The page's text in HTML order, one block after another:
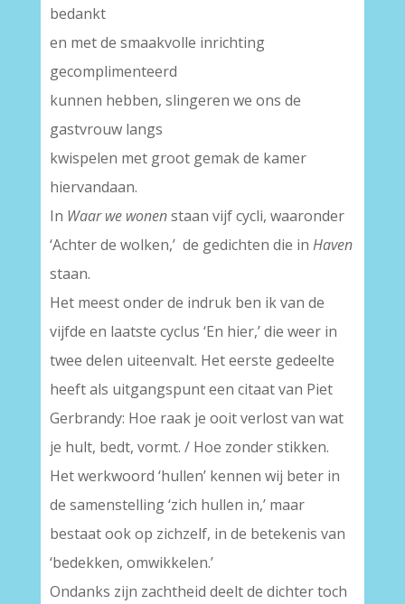
bedankt
en met de smaakvolle inrichting
gecomplimenteerd
kunnen hebben, slingeren we ons de
gastvrouw langs
kwispelen met groot gemak de kamer
hiervandaan.
In Waar we wonenstaan vijf cycli, waaronder
‘Achter de wolken,’ de gedichten die in Haven
staan.
Het meest onder de indruk ben ik van de
vijfde en laatste cyclus ‘En hier,’ die weer in
twee delen uiteenvalt. Het eerste gedeelte
heeft als uitgangspunt een citaat van Piet
Gerbrandy: Hoe raak je ooit verlost van wat
je hult, bedt, vormt. / Hoe zonder stikken.
Het werkwoord ‘hullen’ kennen wij beter in
de samenstelling ‘zich hullen in,’ maar
bestaat ook op zichzelf, in de betekenis van
‘bedekken, omwikkelen.’
Ondanks zijn zachtheid deelt de dichter toch